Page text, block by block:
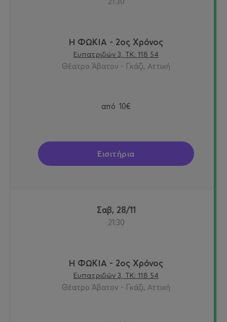
Η ΦΩΚΙΑ - 2ος Χρόνος
Ευπατριδών 3, ΤΚ: 118 54
Θέατρο Άβατον - Γκάζι, Αττική
από 10€
Εισιτήρια
Σαβ, 28/11
21:30
Η ΦΩΚΙΑ - 2ος Χρόνος
Ευπατριδών 3, ΤΚ: 118 54
Θέατρο Άβατον - Γκάζι, Αττική